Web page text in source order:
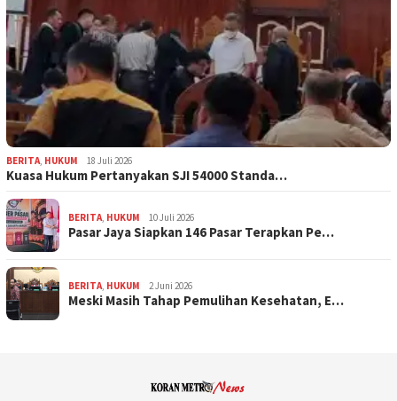
BERITA HUKUM 18 Juli 2026
Kuasa Hukum Pertanyakan SJI 54000 Standa…
BERITA HUKUM 10 Juli 2026
Pasar Jaya Siapkan 146 Pasar Terapkan Pe…
BERITA HUKUM 2 Juni 2026
Meski Masih Tahap Pemulihan Kesehatan, E…